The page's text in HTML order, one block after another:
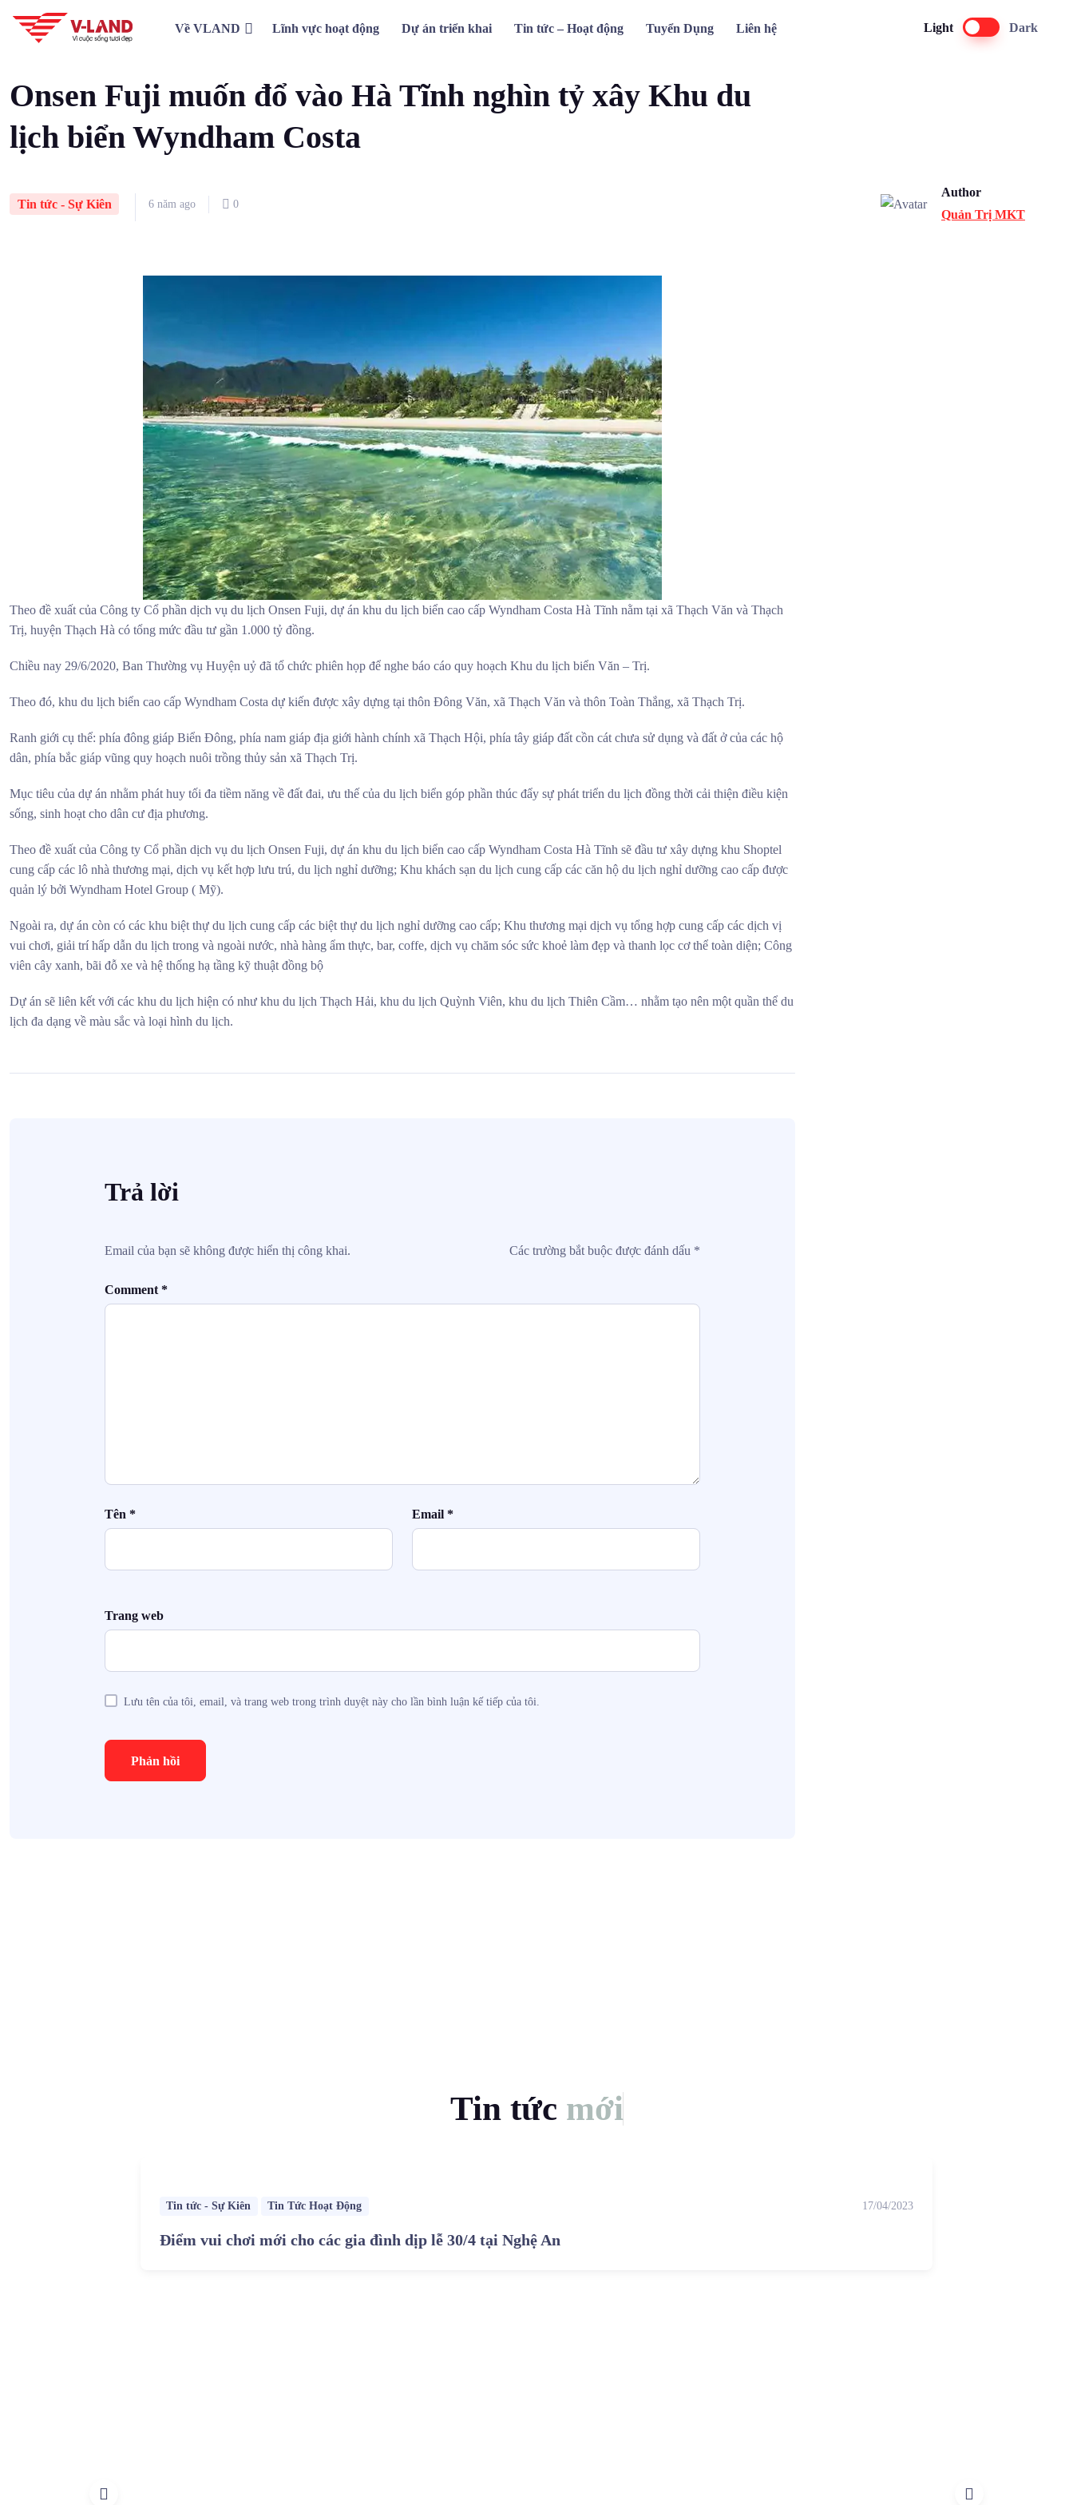
Về VLAND Lĩnh vực hoạt động Dự án triển khai Tin tức – Hoạt động Tuyển Dụng Liên hệ Light Dark
Home Tin tức - Sự Kiên
Onsen Fuji muốn đổ vào Hà Tĩnh nghìn tỷ xây Khu du
lịch biển Wyndham Costa
Tin tức - Sự Kiên 6 năm ago 0
Author
Quản Trị MKT
Theo đề xuất của Công ty Cổ phần dịch vụ du lịch Onsen Fuji, dự án khu du lịch biển cao cấp Wyndham Costa Hà Tĩnh nằm tại xã Thạch Văn và Thạch
Trị, huyện Thạch Hà có tổng mức đầu tư gần 1.000 tỷ đồng.
Chiều nay 29/6/2020, Ban Thường vụ Huyện uỷ đã tổ chức phiên họp để nghe báo cáo quy hoạch Khu du lịch biển Văn – Trị.
Theo đó, khu du lịch biển cao cấp Wyndham Costa dự kiến được xây dựng tại thôn Đông Văn, xã Thạch Văn và thôn Toàn Thắng, xã Thạch Trị.
Ranh giới cụ thể: phía đông giáp Biển Đông, phía nam giáp địa giới hành chính xã Thạch Hội, phía tây giáp đất cồn cát chưa sử dụng và đất ở của các hộ
dân, phía bắc giáp vũng quy hoạch nuôi trồng thủy sản xã Thạch Trị.
Mục tiêu của dự án nhằm phát huy tối đa tiềm năng về đất đai, ưu thế của du lịch biển góp phần thúc đẩy sự phát triển du lịch đồng thời cải thiện điều kiện
sống, sinh hoạt cho dân cư địa phương.
Theo đề xuất của Công ty Cổ phần dịch vụ du lịch Onsen Fuji, dự án khu du lịch biển cao cấp Wyndham Costa Hà Tĩnh sẽ đầu tư xây dựng khu Shoptel
cung cấp các lô nhà thương mại, dịch vụ kết hợp lưu trú, du lịch nghỉ dưỡng; Khu khách sạn du lịch cung cấp các căn hộ du lịch nghỉ dưỡng cao cấp được
quản lý bởi Wyndham Hotel Group ( Mỹ).
Ngoài ra, dự án còn có các khu biệt thự du lịch cung cấp các biệt thự du lịch nghỉ dưỡng cao cấp; Khu thương mại dịch vụ tổng hợp cung cấp các dịch vị
vui chơi, giải trí hấp dẫn du lịch trong và ngoài nước, nhà hàng ẩm thực, bar, coffe, dịch vụ chăm sóc sức khoẻ làm đẹp và thanh lọc cơ thể toàn diện; Công
viên cây xanh, bãi đỗ xe và hệ thống hạ tầng kỹ thuật đồng bộ
Dự án sẽ liên kết với các khu du lịch hiện có như khu du lịch Thạch Hải, khu du lịch Quỳnh Viên, khu du lịch Thiên Cầm… nhằm tạo nên một quần thể du
lịch đa dạng về màu sắc và loại hình du lịch.
Trả lời
Email của bạn sẽ không được hiển thị công khai. Các trường bắt buộc được đánh dấu *
Comment *
Tên * Email *
Trang web
Lưu tên của tôi, email, và trang web trong trình duyệt này cho lần bình luận kế tiếp của tôi.
Tin tức mới
Tin tức - Sự Kiên Tin Tức Hoạt Động 17/04/2023
Điểm vui chơi mới cho các gia đình dịp lễ 30/4 tại Nghệ An